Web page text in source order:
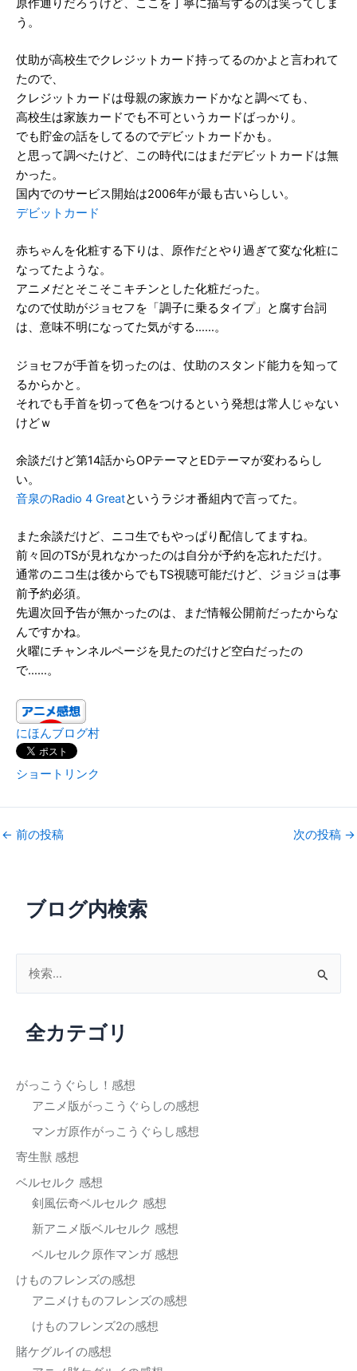
ブログ内検索
象全カテゴリ
がっこうぐらし！感想
アニメ版がっこうぐらしの感想
マンガ原作がっこうぐらし感想
寄生獣 感想
ベルセルク 感想
剣風伝奇ベルセルク 感想
新アニメ版ベルセルク 感想
ベルセルク原作マンガ 感想
けものフレンズの感想
アニメけものフレンズの感想
けものフレンズ2の感想
賭ケグルイの感想
原作通りだろうけど、ここを丁寧に描写するのは笑ってしま
う。
仗助が高校生でクレジットカード持ってるのかよと言われて
たので、
クレジットカードは母親の家族カードかなと調べても、
高校生は家族カードでも不可というカードばっかり。
でも貯金の話をしてるのでデビットカードかも。
と思って調べたけど、この時代にはまだデビットカードは無
かった。
国内でのサービス開始は2006年が最も古いらしい。
デビットカード
赤ちゃんを化粧する下りは、原作だとやり過ぎて変な化粧に
なってたような。
アニメだとそこそこキチンとした化粧だった。
なので仗助がジョセフを「調子に乗るタイプ」と腐す台詞
は、意味不明になってた気がする……。
ジョセフが手首を切ったのは、仗助のスタンド能力を知って
るからかと。
それでも手首を切って色をつけるという発想は常人じゃない
けどｗ
余談だけど第14話からOPテーマとEDテーマが変わるらし
い。
音泉のRadio 4 Greatというラジオ番組内で言ってた。
また余談だけど、ニコ生でもやっぱり配信してますね。
前々回のTSが見れなかったのは自分が予約を忘れただけ。
通常のニコ生は後からでもTS視聴可能だけど、ジョジョは事
前予約必須。
先週次回予告が無かったのは、まだ情報公開前だったからな
んですかね。
火曜にチャンネルページを見たのだけど空白だったの
で……。
にほんブログ村
ショートリンク
← 前の投稿 次の投稿 →